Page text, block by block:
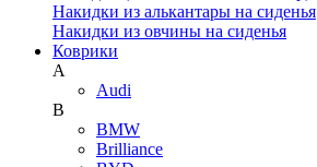
Накидки из алькантары на сиденья
Накидки из овчины на сиденья
Коврики
A
Audi
B
BMW
Brilliance